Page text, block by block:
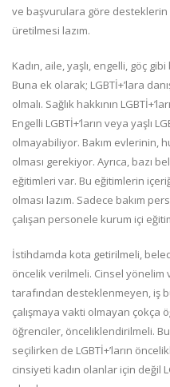
ve başvurulara göre
üretilmesi lazım.
Kadın, aile, yaşlı, engelli, göç
Buna ek olarak; LGBTİ+’lara
olmalı. Sağlık hakkının
Engelli LGBTİ+’ların veya yaşlı
olmayabiliyor. Bakım evlerinin,
olması gerekiyor. Ayrıca, bazı
eğitimleri var. Bu eğitimlerin
olması lazım. Sadece bakım
çalışan personele kurum içi
İstihdamda kota getirilmeli,
öncelik verilmeli. Cinsel
tarafından desteklenmeyen, iş
çalışmaya vakti olmayan çokça
öğrenciler, önceliklendirilmeli.
seçilirken de LGBTİ+’ların
cinsiyeti kadın olanlar için değil